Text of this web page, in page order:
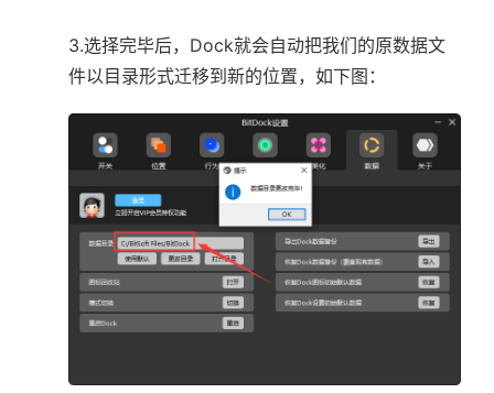
3.选择完毕后，Dock就会自动把我们的原数据文
件以目录形式迁移到新的位置，如下图：